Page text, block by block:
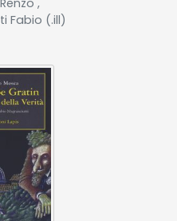
,
Fabio (.ill)